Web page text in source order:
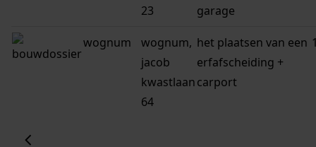
23
garage
wognum
wognum,
jacob
kwastlaan
64
het plaatsen van een
erfafscheiding +
carport